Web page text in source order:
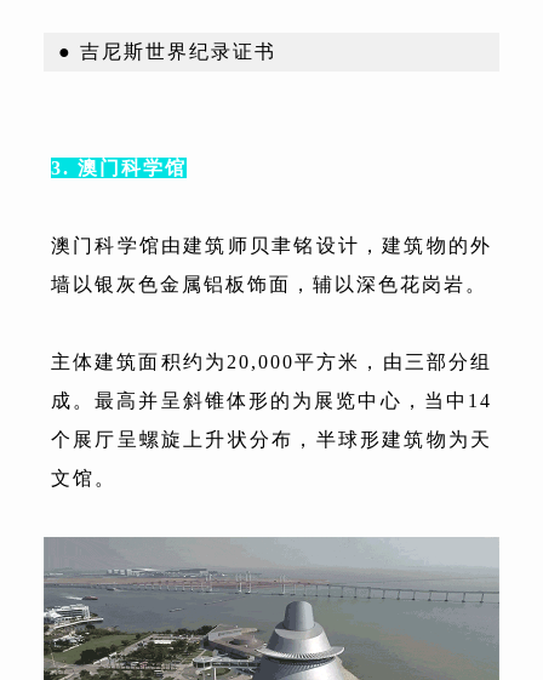
● 吉尼斯世界纪录证书
3. 澳门科学馆
澳门科学馆由建筑师贝聿铭设计，建筑物的外
墙以银灰色金属铝板饰面，辅以深色花岗岩。
主体建筑面积约为20,000平方米，由三部分组
成。最高并呈斜锥体形的为展览中心，当中14
个展厅呈螺旋上升状分布，半球形建筑物为天
文馆。